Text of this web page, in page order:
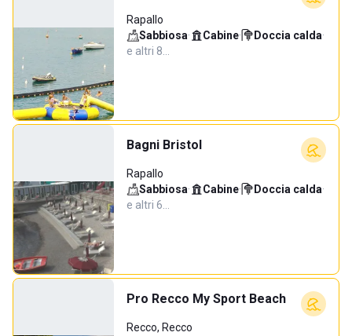
Rapallo
Sabbiosa· Cabine· Doccia calda·
e altri 8…
Bagni Bristol
Rapallo
Sabbiosa· Cabine· Doccia calda·
e altri 6…
Pro Recco My Sport Beach
Recco, Recco